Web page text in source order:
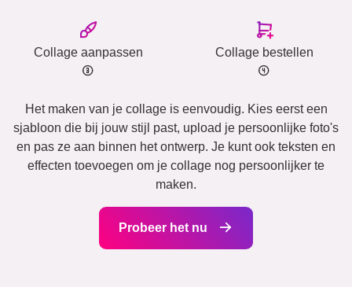
Collage aanpassen Collage bestellen
Het maken van je collage is eenvoudig. Kies eerst een
sjabloon die bij jouw stijl past, upload je persoonlijke foto's
en pas ze aan binnen het ontwerp. Je kunt ook teksten en
effecten toevoegen om je collage nog persoonlijker te
maken.
Probeer het nu